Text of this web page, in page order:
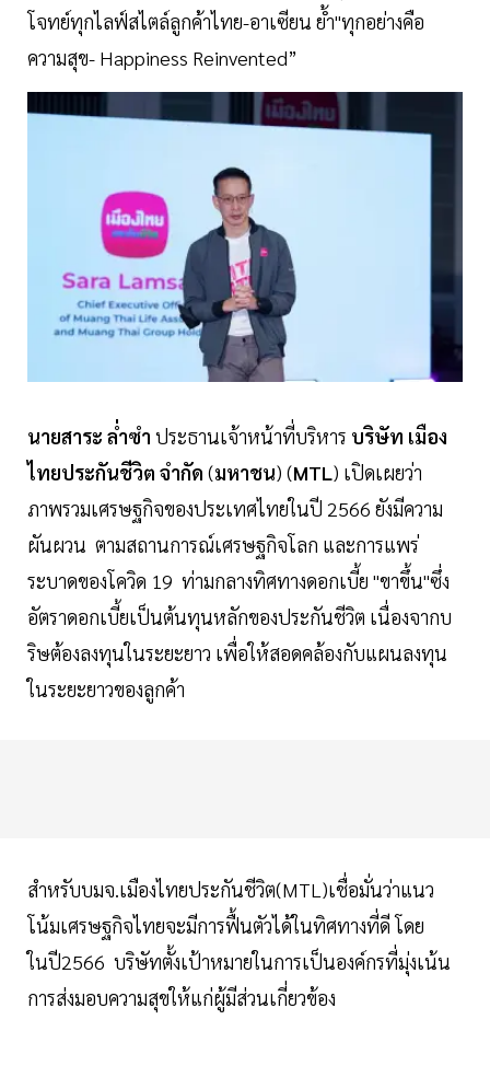
โจทย์ทุกไลฟ์สไตล์ลูกค้าไทย-อาเซียน ย้ำ"ทุกอย่างคือ
ความสุข- Happiness Reinvented”
นายสาระ ล่ำซำ ประธานเจ้าหน้าที่บริหาร บริษัท เมือง
ไทยประกันชีวิต จำกัด (มหาชน) (MTL) เปิดเผยว่า
ภาพรวมเศรษฐกิจของประเทศไทยในปี 2566 ยังมีความ
ผันผวน ตามสถานการณ์เศรษฐกิจโลก และการแพร่
ระบาดของโควิด 19 ท่ามกลางทิศทางดอกเบี้ย "ขาขึ้น"ซึ่ง
อัตราดอกเบี้ยเป็นต้นทุนหลักของประกันชีวิต เนื่องจากบ
ริษต้องลงทุนในระยะยาว เพื่อให้สอดคล้องกับแผนลงทุน
ในระยะยาวของลูกค้า
สำหรับบมจ.เมืองไทยประกันชีวิต(MTL)เชื่อมั่นว่าแนว
โน้มเศรษฐกิจไทยจะมีการฟื้นตัวได้ในทิศทางที่ดี โดย
ในปี2566 บริษัทตั้งเป้าหมายในการเป็นองค์กรที่มุ่งเน้น
การส่งมอบความสุขให้แก่ผู้มีส่วนเกี่ยวข้อง